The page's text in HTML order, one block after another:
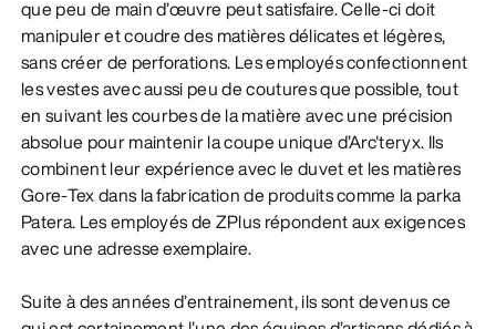
que peu de main d’œuvre peut satisfaire. Celle-ci doit
manipuler et coudre des matières délicates et légères,
sans créer de perforations. Les employés confectionnent
les vestes avec aussi peu de coutures que possible, tout
en suivant les courbes de la matière avec une précision
absolue pour maintenir la coupe unique d’Arc'teryx. Ils
combinent leur expérience avec le duvet et les matières
Gore-Tex dans la fabrication de produits comme la parka
Patera. Les employés de ZPlus répondent aux exigences
avec une adresse exemplaire.
Suite à des années d’entrainement, ils sont devenus ce